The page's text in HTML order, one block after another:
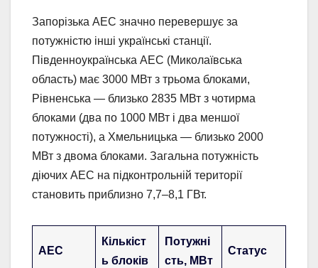
Запорізька АЕС значно перевершує за
потужністю інші українські станції.
Південноукраїнська АЕС (Миколаївська
область) має 3000 МВт з трьома блоками,
Рівненська — близько 2835 МВт з чотирма
блоками (два по 1000 МВт і два меншої
потужності), а Хмельницька — близько 2000
МВт з двома блоками. Загальна потужність
діючих АЕС на підконтрольній території
становить приблизно 7,7–8,1 ГВт.
АЕС
Кількіст
ь блоків
Потужні
сть, МВт
Статус